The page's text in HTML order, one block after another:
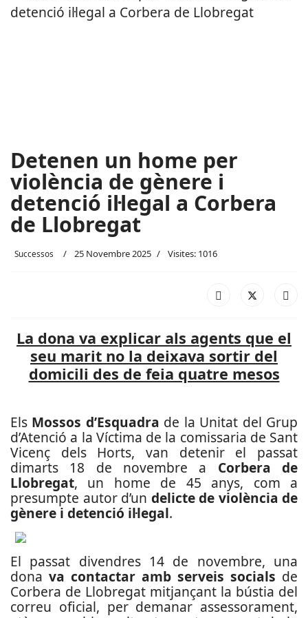
Detenen un home per
violència de gènere i
detenció il·legal a Corbera
de Llobregat
Successos 25 Novembre 2025 Visites: 1016
La dona va explicar als agents que el
seu marit no la deixava sortir del
domicili des de feia quatre mesos
Els Mossos d’Esquadra de la Unitat del Grup
d’Atenció a la Víctima de la comissaria de Sant
Vicenç dels Horts, van detenir el passat
dimarts 18 de novembre a Corbera de
Llobregat, un home de 45 anys, com a
presumpte autor d’un delicte de violència de
gènere i detenció il·legal.
El passat divendres 14 de novembre, una
dona va contactar amb serveis socials de
Corbera de Llobregat mitjançant la bústia del
correu oficial, per demanar assessorament,